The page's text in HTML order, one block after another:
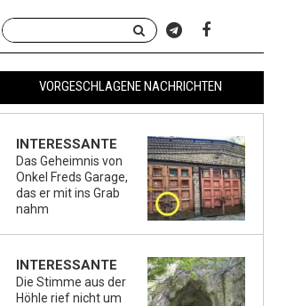
VORGESCHLAGENE NACHRICHTEN
INTERESSANTE
Das Geheimnis von
Onkel Freds Garage,
das er mit ins Grab
nahm
INTERESSANTE
Die Stimme aus der
Höhle rief nicht um